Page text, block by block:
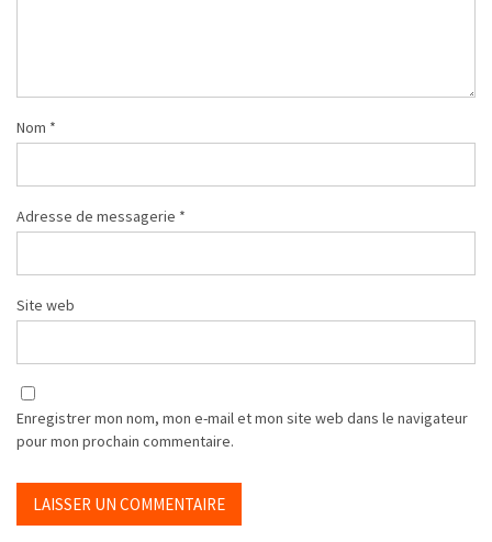
Nom *
Adresse de messagerie *
Site web
Enregistrer mon nom, mon e-mail et mon site web dans le navigateur
pour mon prochain commentaire.